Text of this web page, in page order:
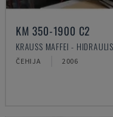
KM 350-1900 C2
KRAUSS MAFFEI -
ČEHIJA 2006